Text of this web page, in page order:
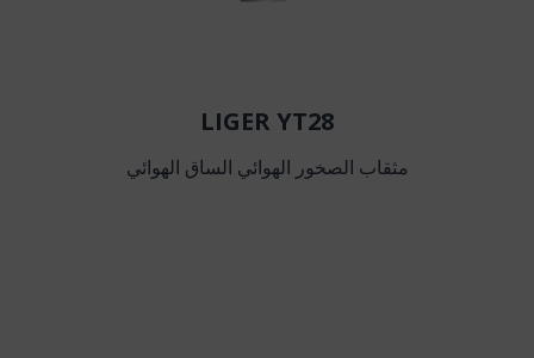
LIGER YT28
مثقاب الصخور الهوائي الساق الهوائي